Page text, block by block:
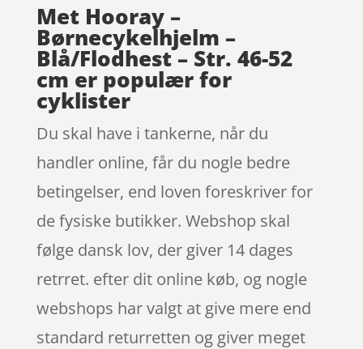
Met Hooray –
Børnecykelhjelm –
Blå/Flodhest – Str. 46-52
cm er populær for
cyklister
Du skal have i tankerne, når du
handler online, får du nogle bedre
betingelser, end loven foreskriver for
de fysiske butikker. Webshop skal
følge dansk lov, der giver 14 dages
retrret. efter dit online køb, og nogle
webshops har valgt at give mere end
standard returretten og giver meget